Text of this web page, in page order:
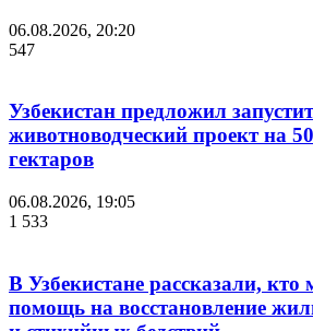
06.08.2026, 20:20
547
Узбекистан предложил
животноводческий проект на
гектаров
06.08.2026, 19:05
1 533
В Узбекистане рассказали,
помощь на восстановление